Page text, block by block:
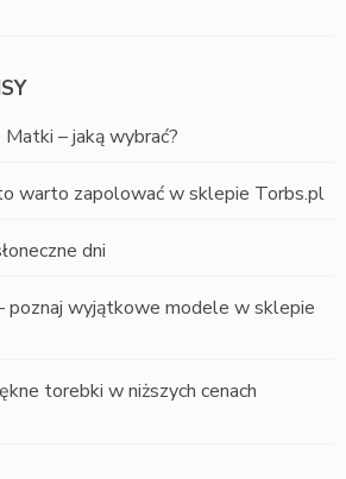
– jaką wybrać?
warto zapolować w sklepie Torbs.pl
dni
poznaj wyjątkowe modele w sklepie
torebki w niższych cenach